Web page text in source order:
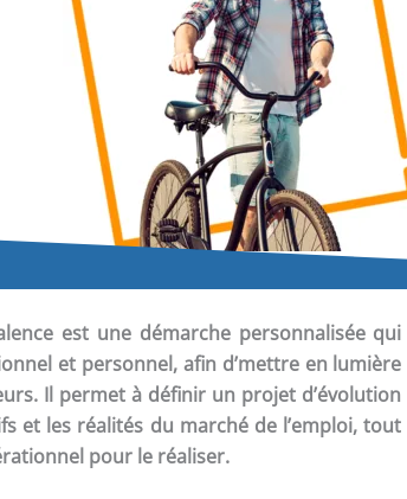
est une démarche personnalisée qui
et personnel, afin d’mettre en lumière
Il permet à définir un projet d’évolution
et les réalités du marché de l’emploi, tout
pour le réaliser.